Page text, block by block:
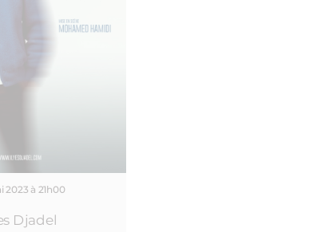
2023 à 21h00
Djadel